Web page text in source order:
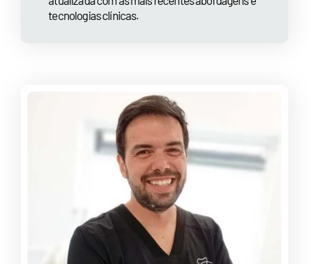
tecnologias clínicas.